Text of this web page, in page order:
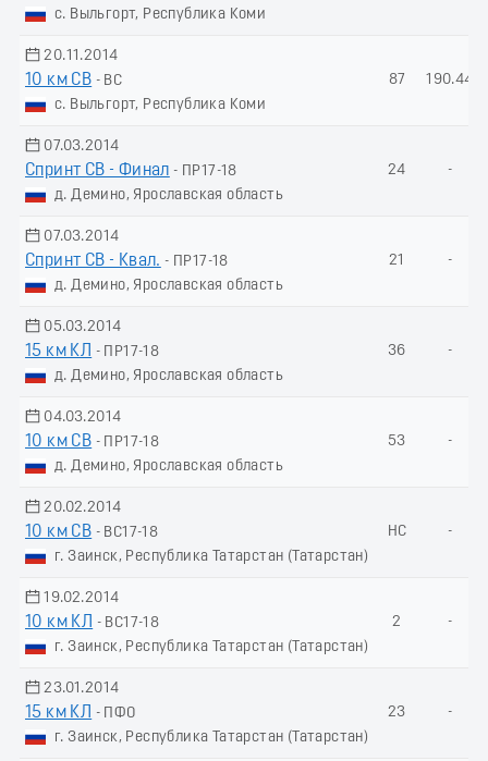
с. Выльгорт, Республика Коми
20.11.2014
10 км СВ - ВС
с. Выльгорт, Республика Коми
87 190.44
07.03.2014
Спринт СВ - Финал - ПР17-18
д. Демино, Ярославская область
24 -
07.03.2014
Спринт СВ - Квал. - ПР17-18
д. Демино, Ярославская область
21 -
05.03.2014
15 км КЛ
- ПР17-18
д. Демино, Ярославская область
36 -
04.03.2014
10 км СВ - ПР17-18
д. Демино, Ярославская область
53 -
20.02.2014
10 км СВ - ВС17-18
г. Заинск, Республика Татарстан (Татарстан)
НС -
19.02.2014
10 км КЛ
- ВС17-18
г. Заинск, Республика Татарстан (Татарстан)
2 -
23.01.2014
15 км КЛ
- ПФО
г. Заинск, Республика Татарстан (Татарстан)
23 -